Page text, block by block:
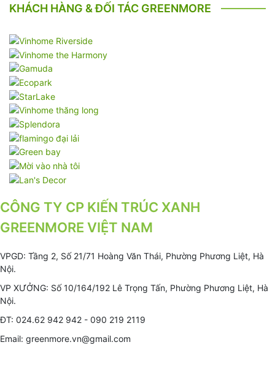
KHÁCH HÀNG & ĐỐI TÁC GREENMORE
CÔNG TY CP KIẾN TRÚC XANH
GREENMORE VIỆT NAM
VPGD: Tầng 2, Số 21/71 Hoàng Văn Thái, Phường Phương Liệt, Hà
Nội.
VP XƯỞNG: Số 10/164/192 Lê Trọng Tấn, Phường Phương Liệt, Hà
Nội.
ĐT: 024.62 942 942 - 090 219 2119
Email: greenmore.vn@gmail.com